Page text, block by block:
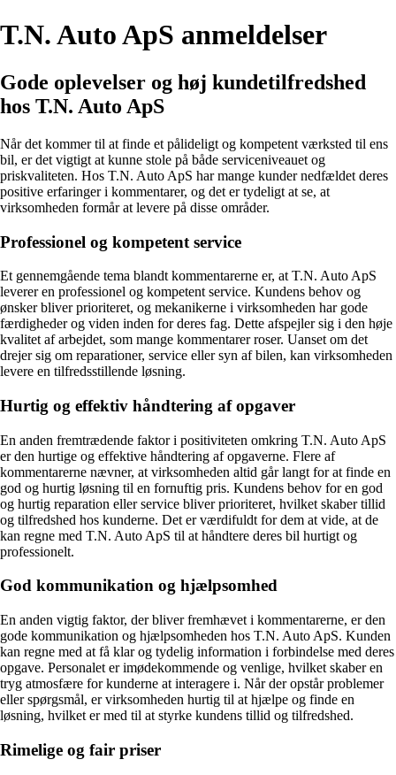
T.N. Auto ApS anmeldelser
Gode oplevelser og høj kundetilfredshed
hos T.N. Auto ApS
Når det kommer til at finde et pålideligt og kompetent værksted til ens
bil, er det vigtigt at kunne stole på både serviceniveauet og
priskvaliteten. Hos T.N. Auto ApS har mange kunder nedfældet deres
positive erfaringer i kommentarer, og det er tydeligt at se, at
virksomheden formår at levere på disse områder.
Professionel og kompetent service
Et gennemgående tema blandt kommentarerne er, at T.N. Auto ApS
leverer en professionel og kompetent service. Kundens behov og
ønsker bliver prioriteret, og mekanikerne i virksomheden har gode
færdigheder og viden inden for deres fag. Dette afspejler sig i den høje
kvalitet af arbejdet, som mange kommentarer roser. Uanset om det
drejer sig om reparationer, service eller syn af bilen, kan virksomheden
levere en tilfredsstillende løsning.
Hurtig og effektiv håndtering af opgaver
En anden fremtrædende faktor i positiviteten omkring T.N. Auto ApS
er den hurtige og effektive håndtering af opgaverne. Flere af
kommentarerne nævner, at virksomheden altid går langt for at finde en
god og hurtig løsning til en fornuftig pris. Kundens behov for en god
og hurtig reparation eller service bliver prioriteret, hvilket skaber tillid
og tilfredshed hos kunderne. Det er værdifuldt for dem at vide, at de
kan regne med T.N. Auto ApS til at håndtere deres bil hurtigt og
professionelt.
God kommunikation og hjælpsomhed
En anden vigtig faktor, der bliver fremhævet i kommentarerne, er den
gode kommunikation og hjælpsomheden hos T.N. Auto ApS. Kunden
kan regne med at få klar og tydelig information i forbindelse med deres
opgave. Personalet er imødekommende og venlige, hvilket skaber en
tryg atmosfære for kunderne at interagere i. Når der opstår problemer
eller spørgsmål, er virksomheden hurtig til at hjælpe og finde en
løsning, hvilket er med til at styrke kundens tillid og tilfredshed.
Rimelige og fair priser